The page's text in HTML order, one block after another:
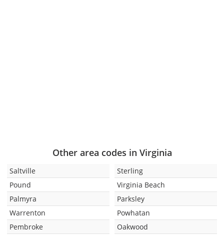
Other area codes in Virginia
Saltville
Pound
Palmyra
Warrenton
Pembroke
Sterling
Virginia Beach
Parksley
Powhatan
Oakwood